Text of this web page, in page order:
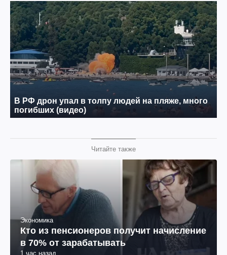
Читайте также
Экономика
Кто из пенсионеров получит начисление
в 70% от зарабатывать
1 час назад